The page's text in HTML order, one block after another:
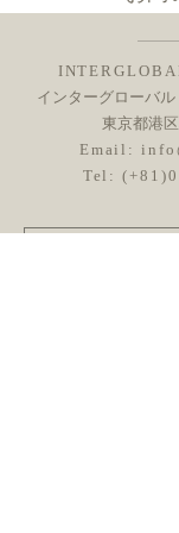
インターグローバ
東京都港
Email:
Tel: